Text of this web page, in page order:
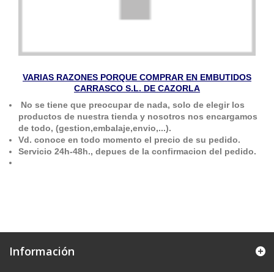
VARIAS RAZONES PORQUE COMPRAR EN EMBUTIDOS
CARRASCO S.L. DE CAZORLA
No se tiene que preocupar de nada, solo de elegir los
productos de nuestra tienda y nosotros nos encargamos
de todo, (gestion,embalaje,envio,...).
Vd. conoce en todo momento el precio de su pedido.
Servicio 24h-48h., depues de la confirmacion del pedido.
Información